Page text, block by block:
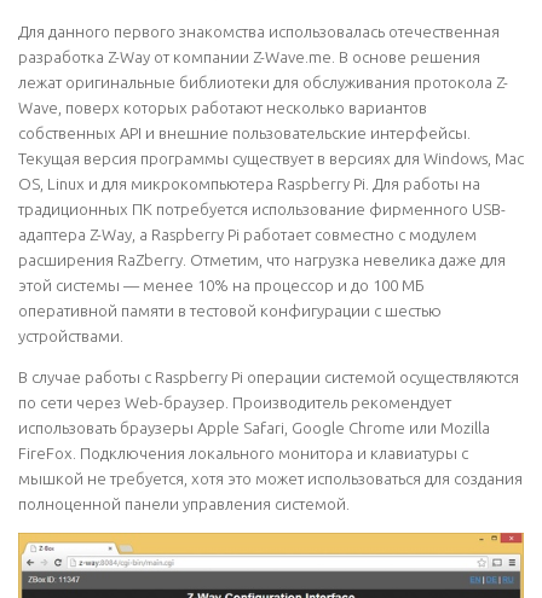
Для данного первого знакомства использовалась отечественная
разработка Z-Way от компании Z-Wave.me. В основе решения
лежат оригинальные библиотеки для обслуживания протокола Z-
Wave, поверх которых работают несколько вариантов
собственных API и внешние пользовательские интерфейсы.
Текущая версия программы существует в версиях для Windows, Mac
OS, Linux и для микрокомпьютера Raspberry Pi. Для работы на
традиционных ПК потребуется использование фирменного USB-
адаптера Z-Way, а Raspberry Pi работает совместно с модулем
расширения RaZberry. Отметим, что нагрузка невелика даже для
этой системы — менее 10% на процессор и до 100 МБ
оперативной памяти в тестовой конфигурации с шестью
устройствами.
В случае работы с Raspberry Pi операции системой осуществляются
по сети через Web-браузер. Производитель рекомендует
использовать браузеры Apple Safari, Google Chrome или Mozilla
FireFox. Подключения локального монитора и клавиатуры с
мышкой не требуется, хотя это может использоваться для создания
полноценной панели управления системой.